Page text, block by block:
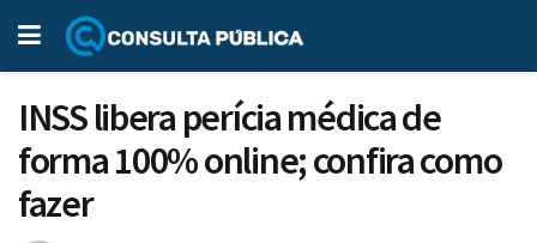
INSS libera perícia médica de
forma 100% online; confira como
fazer